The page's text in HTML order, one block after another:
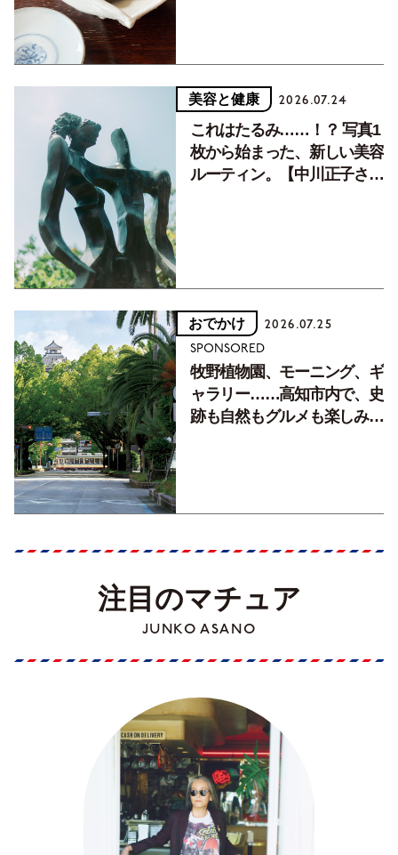
美容と健康 2026.07.24
これはたるみ……！？ 写真1
枚から始まった、新しい美容
ルーティン。【中川正子さん
おでかけ 2026.07.25
SPONSORED
牧野植物園、モーニング、ギ
ャラリー……高知市内で、史
跡も自然もグルメも楽しみ尽
注目のマチュア
JUNKO ASANO